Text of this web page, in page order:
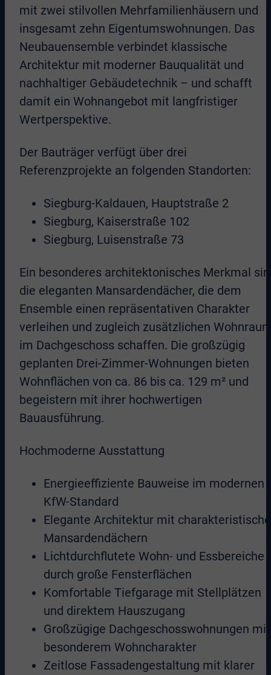
mit zwei stilvollen Mehrfamilienhäusern und
insgesamt zehn Eigentumswohnungen. Das
Neubauensemble verbindet klassische
Architektur mit moderner Bauqualität und
nachhaltiger Gebäudetechnik – und schafft
damit ein Wohnangebot mit langfristiger
Wertperspektive.
Der Bauträger verfügt über drei
Referenzprojekte an folgenden Standorten:
Siegburg-Kaldauen, Hauptstraße 2
Siegburg, Kaiserstraße 102
Siegburg, Luisenstraße 73
Ein besonderes architektonisches Merkmal
die eleganten Mansardendächer, die dem
Ensemble einen repräsentativen Charakter
verleihen und zugleich zusätzlichen
im Dachgeschoss schaffen. Die großzügig
geplanten Drei-Zimmer-Wohnungen bieten
Wohnflächen von ca. 86 bis ca. 129 m² und
begeistern mit ihrer hochwertigen
Bauausführung.
Hochmoderne Ausstattung
Energieeffiziente Bauweise im modernen
KfW-Standard
Elegante Architektur mit
Mansardendächern
Lichtdurchflutete Wohn- und Essbereiche
durch große Fensterflächen
Komfortable Tiefgarage mit Stellplätzen
und direktem Hauszugang
Großzügige Dachgeschosswohnungen mit
besonderem Wohncharakter
Zeitlose Fassadengestaltung mit klarer